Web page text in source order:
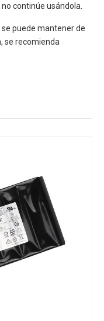
continúe usándola.
puede mantener de
se recomienda